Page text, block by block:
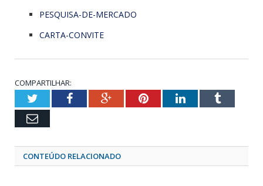
PESQUISA-DE-MERCADO
CARTA-CONVITE
COMPARTILHAR:
TwitterFacebookGoogle+PinterestLinkedInTumblr
Email
CONTEÚDO RELACIONADO